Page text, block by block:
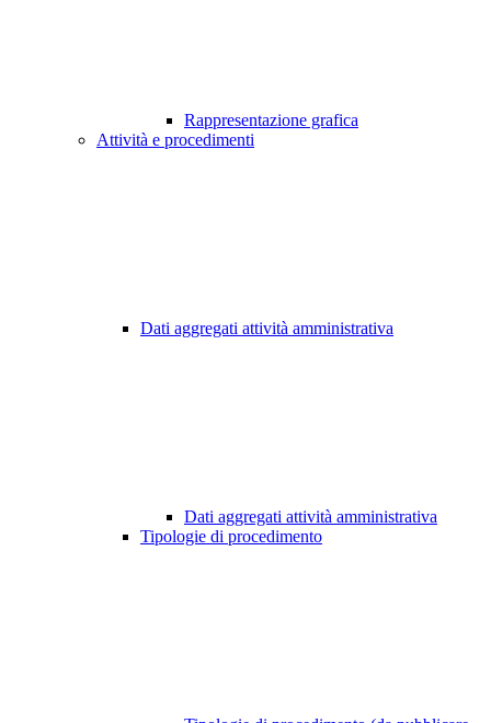
Rappresentazione grafica
Attività e procedimenti
Dati aggregati attività amministrativa
Dati aggregati attività amministrativa
Tipologie di procedimento